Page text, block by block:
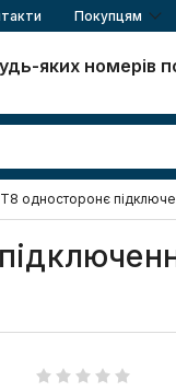
Покупцям
яких номерів по
односторонє